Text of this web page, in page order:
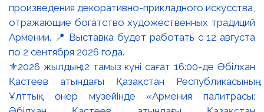
⚜️2026 жылдың 12 тамыз күні сағат 16:00-де Әбілхан
Қастеев атындағы Қазақстан Республикасының
Ұлттық өнер музейінде «Армения палитрасы: